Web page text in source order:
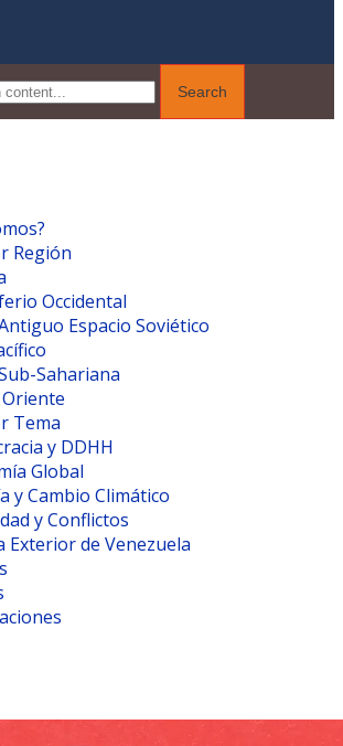
Región
Occidental
Espacio Soviético
Sahariana
Tema
y DDHH
Global
y Cambio Climático
y Conflictos
Exterior de Venezuela